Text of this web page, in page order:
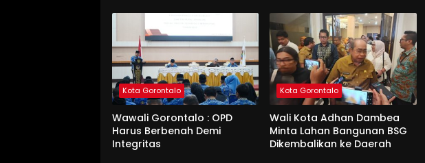
Kota Gorontalo
Wawali Gorontalo : OPD
Harus Berbenah Demi
Integritas
Kota Gorontalo
Wali Kota Adhan Dambea
Minta Lahan Bangunan BSG
Dikembalikan ke Daerah